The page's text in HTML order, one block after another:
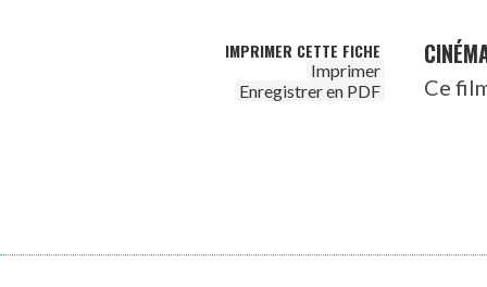
IMPRIMER CETTE FICHE
Imprimer
Enregistrer en PDF
Ce